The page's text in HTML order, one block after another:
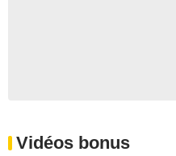
Vidéos bonus